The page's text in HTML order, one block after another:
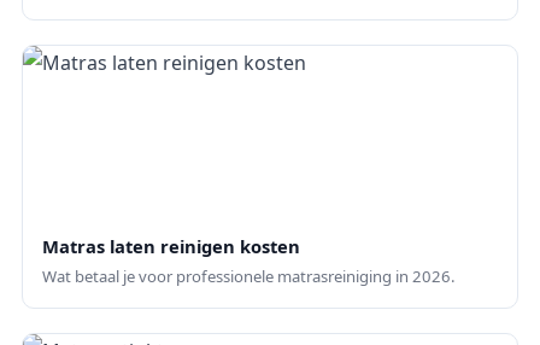
Matras laten reinigen kosten
Wat betaal je voor professionele matrasreiniging in 2026.